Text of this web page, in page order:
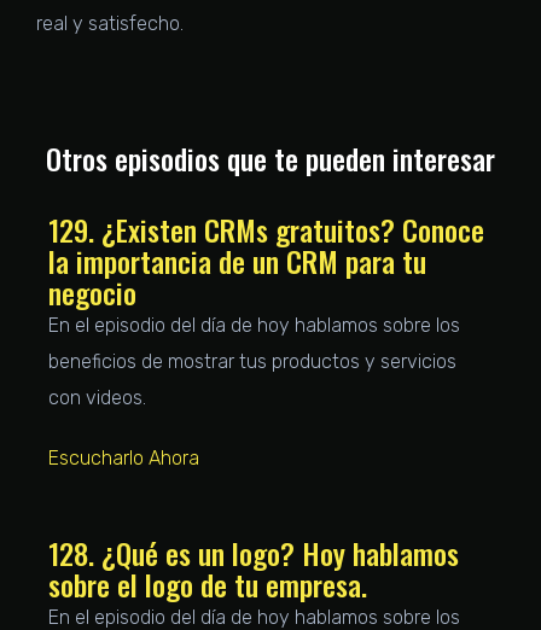
real y satisfecho.
Otros episodios que te pueden interesar
129. ¿Existen CRMs gratuitos? Conoce
la importancia de un CRM para tu
negocio
En el episodio del día de hoy hablamos sobre los
beneficios de mostrar tus productos y servicios
con videos.
Escucharlo Ahora
128. ¿Qué es un logo? Hoy hablamos
sobre el logo de tu empresa.
En el episodio del día de hoy hablamos sobre los